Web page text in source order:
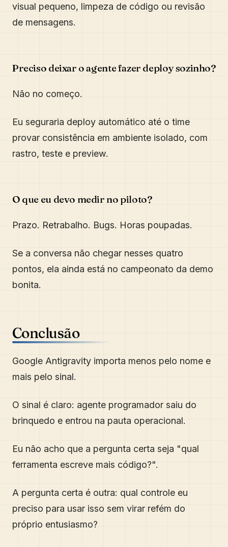
visual pequeno, limpeza de código ou revisão
de mensagens.
Preciso deixar o agente fazer deploy sozinho?
Não no começo.
Eu seguraria deploy automático até o time
provar consistência em ambiente isolado, com
rastro, teste e preview.
O que eu devo medir no piloto?
Prazo. Retrabalho. Bugs. Horas poupadas.
Se a conversa não chegar nesses quatro
pontos, ela ainda está no campeonato da demo
bonita.
Conclusão
Google Antigravity importa menos pelo nome e
mais pelo sinal.
O sinal é claro: agente programador saiu do
brinquedo e entrou na pauta operacional.
Eu não acho que a pergunta certa seja "qual
ferramenta escreve mais código?".
A pergunta certa é outra: qual controle eu
preciso para usar isso sem virar refém do
próprio entusiasmo?